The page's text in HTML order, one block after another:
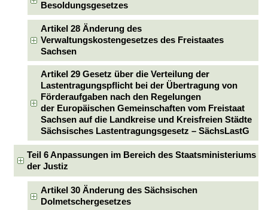
Besoldungsgesetzes
Artikel 28 Änderung des
Verwaltungskostengesetzes des Freistaates
Sachsen
Artikel 29 Gesetz über die Verteilung der
Lastentragungspflicht bei der Übertragung von
Förderaufgaben nach den Regelungen
der Europäischen Gemeinschaften vom Freistaat
Sachsen auf die Landkreise und Kreisfreien Städte
Sächsisches Lastentragungsgesetz – SächsLastG
Teil 6 Anpassungen im Bereich des Staatsministeriums
der Justiz
Artikel 30 Änderung des Sächsischen
Dolmetschergesetzes